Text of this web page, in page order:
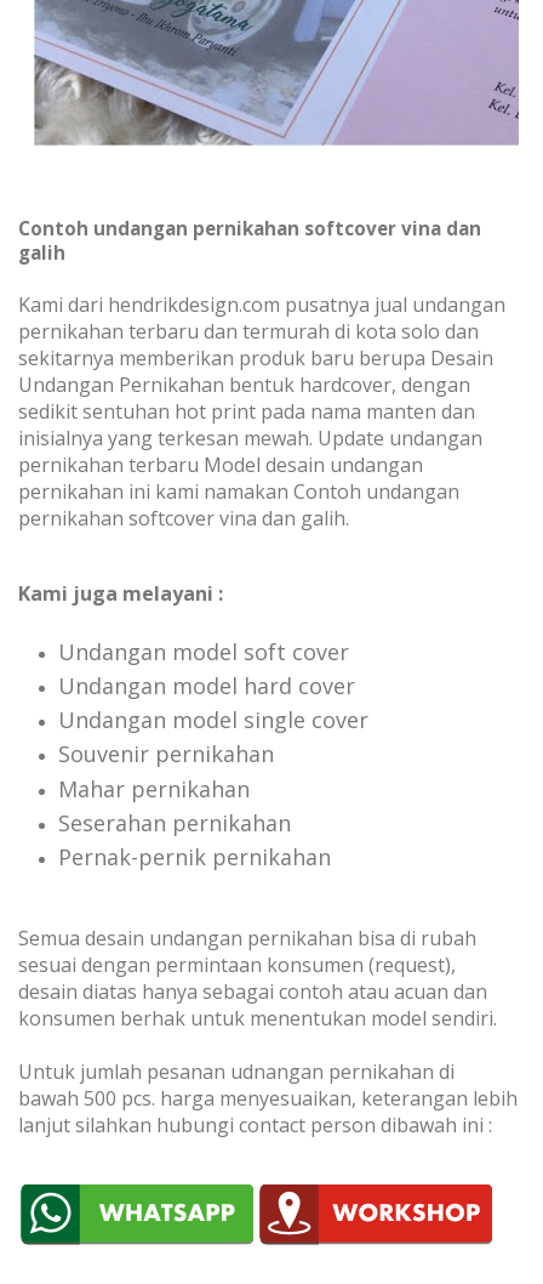
Contoh undangan pernikahan softcover vina dan
galih
Kami dari hendrikdesign.com pusatnya jual undangan
pernikahan terbaru dan termurah di kota solo dan
sekitarnya memberikan produk baru berupa Desain
Undangan Pernikahan bentuk hardcover, dengan
sedikit sentuhan hot print pada nama manten dan
inisialnya yang terkesan mewah. Update undangan
pernikahan terbaru Model desain undangan
pernikahan ini kami namakan Contoh undangan
pernikahan softcover vina dan galih.
Kami juga melayani :
Undangan model soft cover
Undangan model hard cover
Undangan model single cover
Souvenir pernikahan
Mahar pernikahan
Seserahan pernikahan
Pernak-pernik pernikahan
Semua desain undangan pernikahan bisa di rubah
sesuai dengan permintaan konsumen (request),
desain diatas hanya sebagai contoh atau acuan dan
konsumen berhak untuk menentukan model sendiri.
Untuk jumlah pesanan udnangan pernikahan di
bawah 500 pcs. harga menyesuaikan, keterangan lebih
lanjut silahkan hubungi contact person dibawah ini :